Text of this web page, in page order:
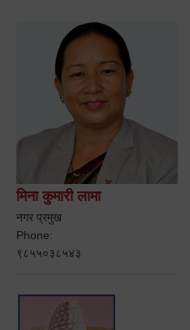
मिना कुमारी लामा
नगर प्रमुख
Phone:
९८५५०३८५४३